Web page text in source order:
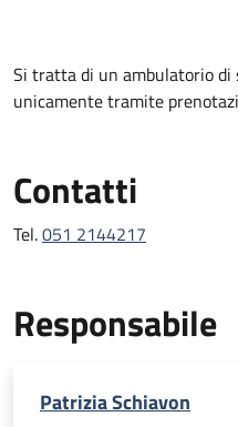
Si tratta di un ambulatorio di
unicamente tramite
Contatti
Tel.051 2144217
Responsabile
Patrizia Schiavon